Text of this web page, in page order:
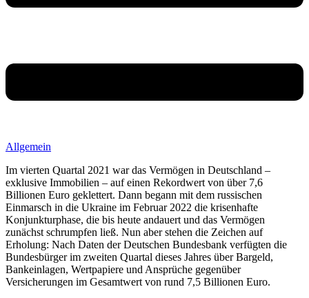
Allgemein
Im vierten Quartal 2021 war das Vermögen in Deutschland –
exklusive Immobilien – auf einen Rekordwert von über 7,6
Billionen Euro geklettert. Dann begann mit dem russischen
Einmarsch in die Ukraine im Februar 2022 die krisenhafte
Konjunkturphase, die bis heute andauert und das Vermögen
zunächst schrumpfen ließ. Nun aber stehen die Zeichen auf
Erholung: Nach Daten der Deutschen Bundesbank verfügten die
Bundesbürger im zweiten Quartal dieses Jahres über Bargeld,
Bankeinlagen, Wertpapiere und Ansprüche gegenüber
Versicherungen im Gesamtwert von rund 7,5 Billionen Euro.